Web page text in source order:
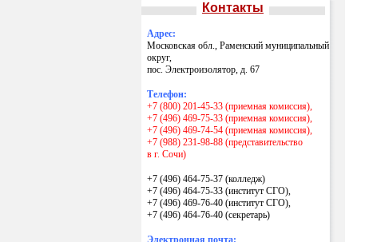
Контакты
Адрес:
Московская обл., Раменский муниципальный
округ,
пос. Электроизолятор, д. 67
Телефон:
+7 (800) 201-45-33 (приемная комиссия),
+7 (496) 469-75-33 (приемная комиссия),
+7 (496) 469-74-54 (приемная комиссия),
+7 (988) 231-98-88 (представительство
в г. Сочи)
+7 (496) 464-75-37 (колледж)
+7 (496) 464-75-33 (институт СГО),
+7 (496) 469-76-40 (институт СГО),
+7 (496) 464-76-40 (секретарь)
Электронная почта: